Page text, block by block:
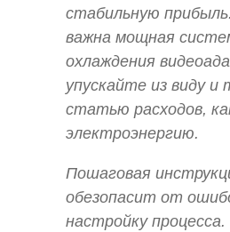
стабильную
важна мощная
охлаждения
упускайте из виду и
статью расходов,
электроэнергию.
Пошаговая
обезопасит от
настройку процесса.